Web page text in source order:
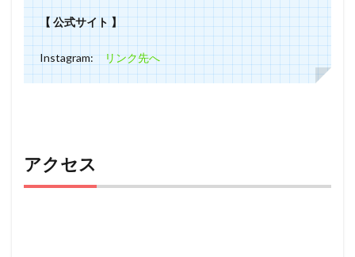
【 公式サイト 】
Instagram:リンク先へ
アクセス